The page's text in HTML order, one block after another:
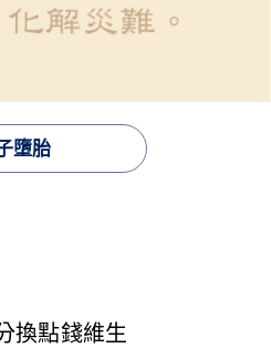
墮胎
換點錢維生